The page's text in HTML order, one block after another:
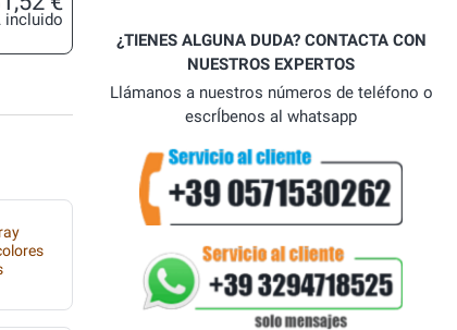
incluido
¿TIENES ALGUNA DUDA? CONTACTA CON
NUESTROS EXPERTOS
Llámanos a nuestros números de teléfono o
escrÍbenos al whatsapp